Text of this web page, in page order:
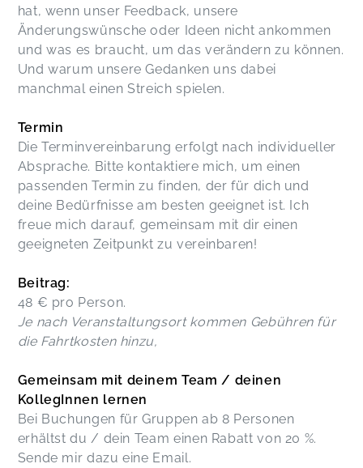
hat, wenn unser Feedback, unsere
Änderungswünsche oder Ideen nicht ankommen
und was es braucht, um das verändern zu können.
Und warum unsere Gedanken uns dabei
manchmal einen Streich spielen.
Termin
Die Terminvereinbarung erfolgt nach individueller
Absprache. Bitte kontaktiere mich, um einen
passenden Termin zu finden, der für dich und
deine Bedürfnisse am besten geeignet ist. Ich
freue mich darauf, gemeinsam mit dir einen
geeigneten Zeitpunkt zu vereinbaren!
Beitrag:
48 € pro Person.
Je nach Veranstaltungsort kommen Gebühren für
die Fahrtkosten hinzu,
Gemeinsam mit deinem Team / deinen
KollegInnen lernen
Bei Buchungen für Gruppen ab 8 Personen
erhältst du / dein Team einen Rabatt von 20 %.
Sende mir dazu eine Email.